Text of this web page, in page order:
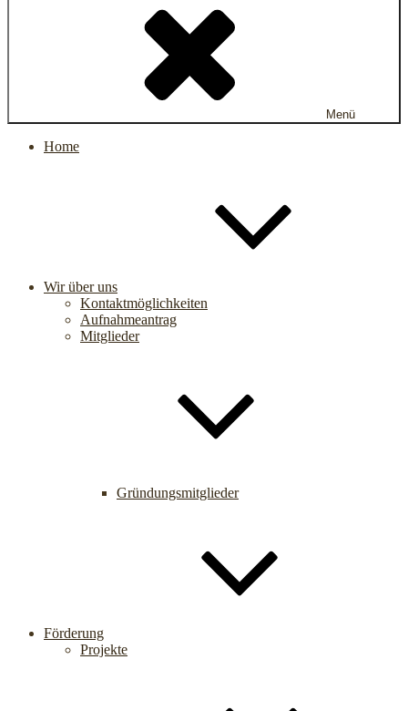
Menü
Home
Wir über uns
Kontaktmöglichkeiten
Aufnahmeantrag
Mitglieder
Gründungsmitglieder
Förderung
Projekte